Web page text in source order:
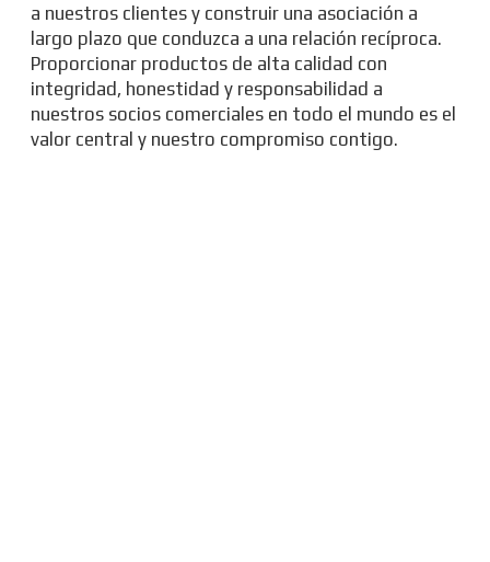
a nuestros clientes y construir una asociación a
largo plazo que conduzca a una relación recíproca.
Proporcionar productos de alta calidad con
integridad, honestidad y responsabilidad a
nuestros socios comerciales en todo el mundo es el
valor central y nuestro compromiso contigo.